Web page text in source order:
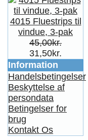
4015 Fluestrips til
vindue, 3-pak
45,00kr.
31,50kr.
Information
Handelsbetingelser
Beskyttelse af
persondata
Betingelser for
brug
Kontakt Os